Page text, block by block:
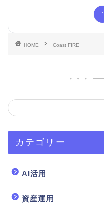
1
HOME Coast FIRE
カテゴリー
AI活用
資産運用